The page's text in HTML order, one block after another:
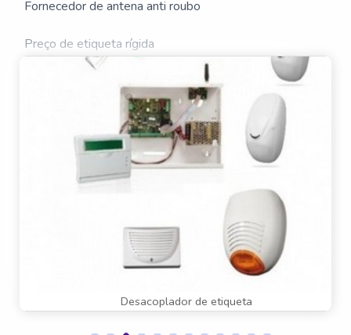
Fornecedor de antena anti roubo
Preço de etiqueta rígida
Valor de etiqueta mini tag
Lacre de segurança adesivo
Etiqueta lacre de segurança
Lacre adesivo personalizado
Sensor de presença para porta de loja
Lacre adesivo destrutívelDesacoplador de etiqueta